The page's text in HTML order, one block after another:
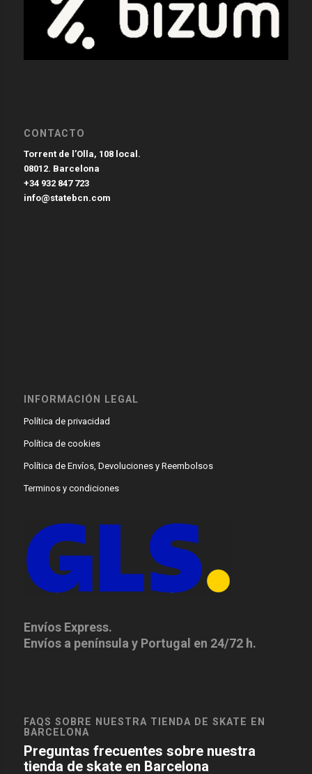
CONTACTO
Torrent de l’Olla, 108 local.
08012. Barcelona
+34 932 847 723
info@statebcn.com
INFORMACIÓN LEGAL
Política de privacidad
Política de cookies
Política de Envíos, Devoluciones y Reembolsos
Terminos y condiciones
Envíos Express.
Envíos a península y Portugal en 24/72 h.
FAQS SOBRE NUESTRA TIENDA DE SKATE EN
BARCELONA
Preguntas frecuentes sobre nuestra
tienda de skate en Barcelona